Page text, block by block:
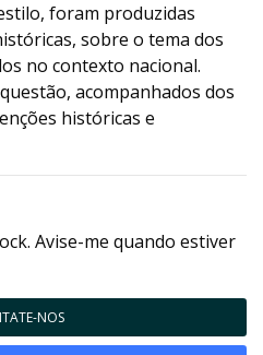
foram produzidas
sobre o tema dos
no contexto nacional.
acompanhados dos
históricas e
Avise-me quando estiver
NOS